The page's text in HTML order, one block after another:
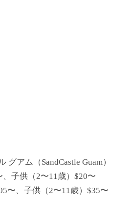
グアム（SandCastle Guam）
子供（2〜11歳）$20〜
、子供（2〜11歳）$35〜